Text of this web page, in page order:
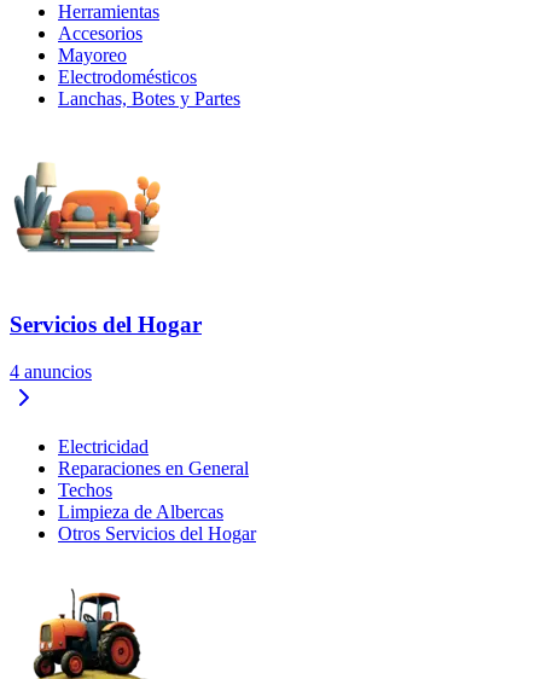
Herramientas
Accesorios
Mayoreo
Electrodomésticos
Lanchas, Botes y Partes
Servicios del Hogar
4 anuncios
Electricidad
Reparaciones en General
Techos
Limpieza de Albercas
Otros Servicios del Hogar